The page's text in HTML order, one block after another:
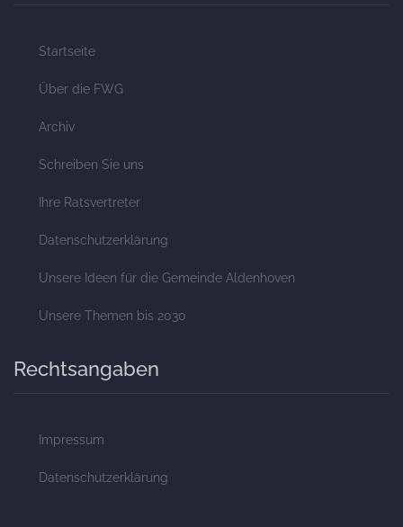
Startseite
Über die FWG
Archiv
Schreiben Sie uns
Ihre Ratsvertreter
Datenschutzerklärung
Unsere Ideen für die Gemeinde Aldenhoven
Unsere Themen bis 2030
Rechtsangaben
Impressum
Datenschutzerklärung